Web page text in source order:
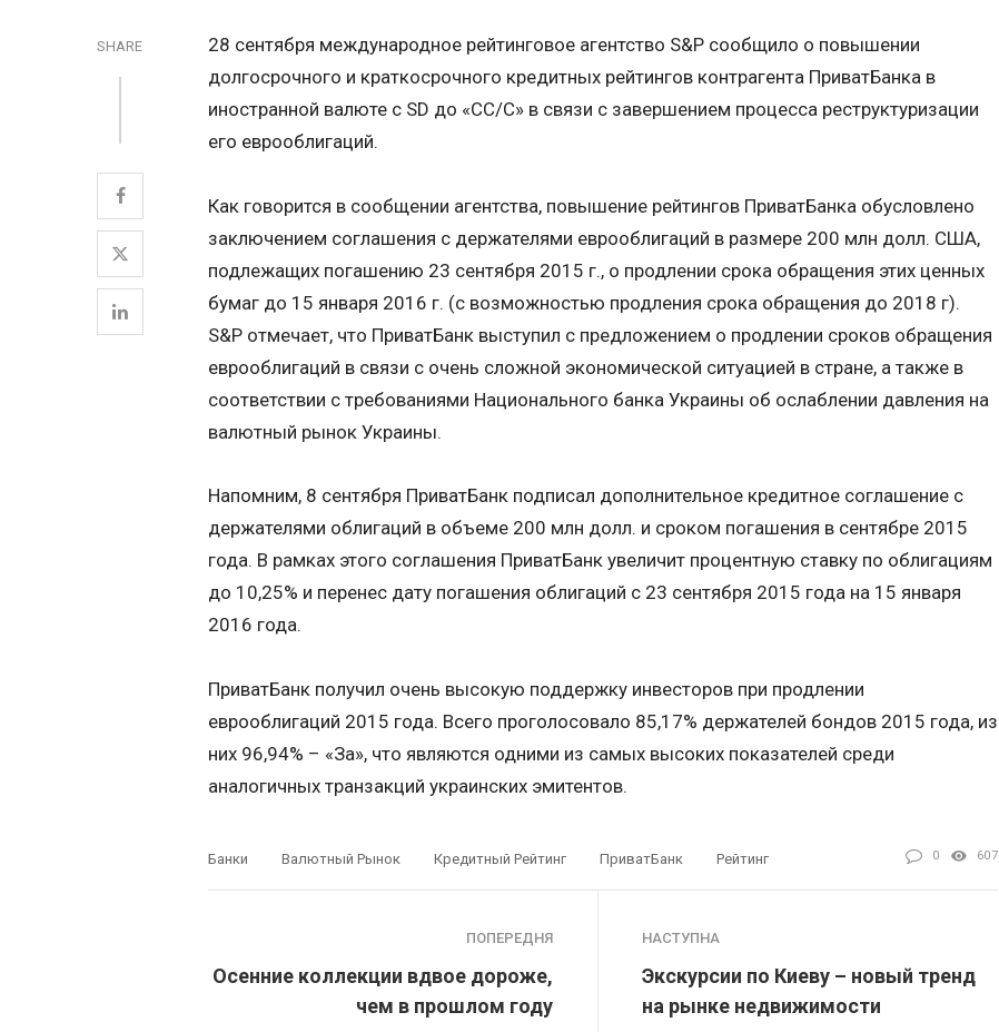
SHARE
28 сентября международное рейтинговое агентство S&P сообщило о повышении
долгосрочного и краткосрочного кредитных рейтингов контрагента ПриватБанка в
иностранной валюте с SD до «СС/С» в связи с завершением процесса реструктуризации
его еврооблигаций.
Как говорится в сообщении агентства, повышение рейтингов ПриватБанка обусловлено
заключением соглашения с держателями еврооблигаций в размере 200 млн долл. США,
подлежащих погашению 23 сентября 2015 г., о продлении срока обращения этих ценных
бумаг до 15 января 2016 г. (с возможностью продления срока обращения до 2018 г).
S&P отмечает, что ПриватБанк выступил с предложением о продлении сроков обращения
еврооблигаций в связи с очень сложной экономической ситуацией в стране, а также в
соответствии с требованиями Национального банка Украины об ослаблении давления на
валютный рынок Украины.
Напомним, 8 сентября ПриватБанк подписал дополнительное кредитное соглашение с
держателями облигаций в объеме 200 млн долл. и сроком погашения в сентябре 2015
года. В рамках этого соглашения ПриватБанк увеличит процентную ставку по облигациям
до 10,25% и перенес дату погашения облигаций с 23 сентября 2015 года на 15 января
2016 года.
ПриватБанк получил очень высокую поддержку инвесторов при продлении
еврооблигаций 2015 года. Всего проголосовало 85,17% держателей бондов 2015 года, из
них 96,94% – «За», что являются одними из самых высоких показателей среди
аналогичных транзакций украинских эмитентов.
Банки Валютный Рынок Кредитный Рейтинг ПриватБанк Рейтинг 0 607
ПОПЕРЕДНЯ
Осенние коллекции вдвое дороже,
чем в прошлом году
НАСТУПНА
Экскурсии по Киеву – новый тренд
на рынке недвижимости